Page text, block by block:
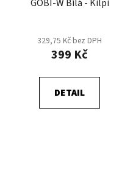
GOBI-W Bílá - Kilpi
329,75 Kč bez DPH
399 Kč
DETAIL